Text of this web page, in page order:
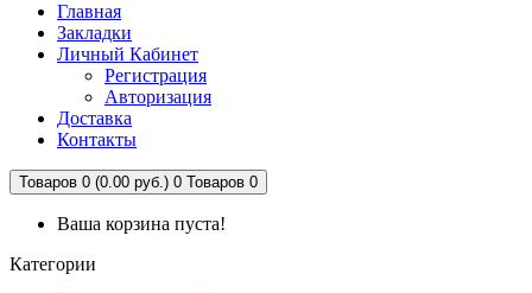
Главная
Закладки
Личный Кабинет
Регистрация
Авторизация
Доставка
Контакты
Товаров 0 (0.00 руб.) 0 Товаров 0
Ваша корзина пуста!
Категории